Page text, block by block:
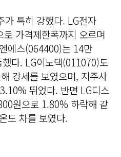
가 특히 강했다. LG전자
가격제한폭까지 오르며
에스(064400)는 14만
다. LG이노텍(011070)도
강세를 보였으며, 지주사
뛰었다. 반면 LG디스
원으로 1.80% 하락해 같
도 차를 보였다.